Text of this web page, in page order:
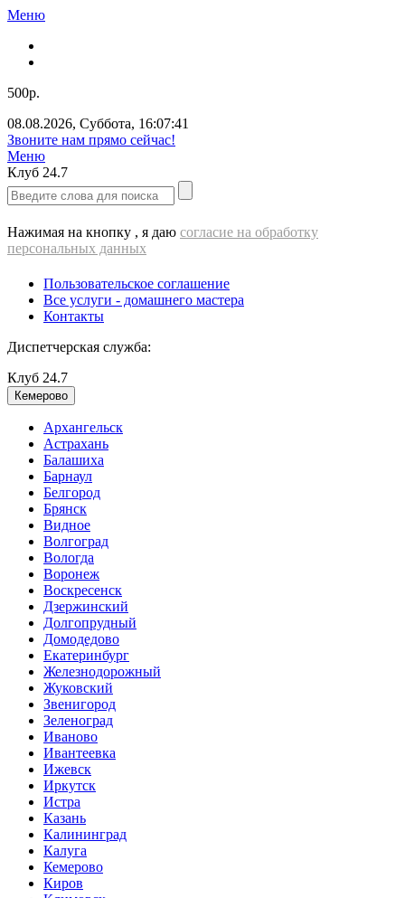
Меню
500р.
08.08.2026, Суббота, 16:07:41
Звоните нам прямо сейчас!
Меню
Клуб 24.7
Нажимая на кнопку , я даю согласие на обработку
персональных данных
Пользовательское соглашение
Все услуги - домашнего мастера
Контакты
Диспетчерская служба:
Клуб 24.7
Кемерово
Архангельск
Астрахань
Балашиха
Барнаул
Белгород
Брянск
Видное
Волгоград
Вологда
Воронеж
Воскресенск
Дзержинский
Долгопрудный
Домодедово
Екатеринбург
Железнодорожный
Жуковский
Звенигород
Зеленоград
Иваново
Ивантеевка
Ижевск
Иркутск
Истра
Казань
Калининград
Калуга
Кемерово
Киров